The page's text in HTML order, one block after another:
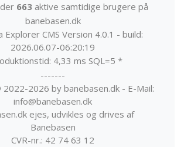
663aktive samtidige brugere på
banebasen.dk
Explorer CMS Version 4.0.1 - build:
2026.06.07-06:20:19
4,33 ms SQL=5 *
-------
2026 by banebasen.dk - E-Mail:
info@banebasen.dk
ejes, udvikles og drives af
Banebasen
CVR-nr.: 42 74 63 12